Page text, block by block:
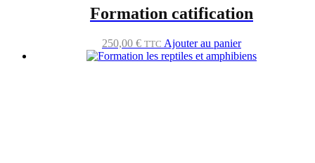
Formation catification
250,00 € TTC Ajouter au panier